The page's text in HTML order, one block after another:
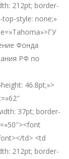
212pt; border-
style: none;»
Фонда
РФ по
46.8pt;»>
37pt; border-
td> <td
212pt; border-